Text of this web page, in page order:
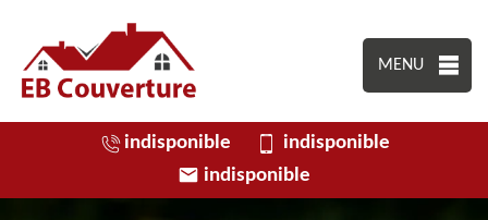
MENU
indisponible
indisponible
indisponible